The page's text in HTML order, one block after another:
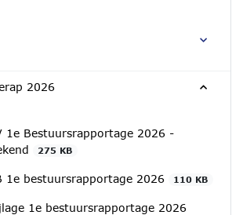
2026
1e Bestuursrapportage 2026 -
275 KB
1e bestuursrapportage 2026 110 KB
1e bestuursrapportage 2026